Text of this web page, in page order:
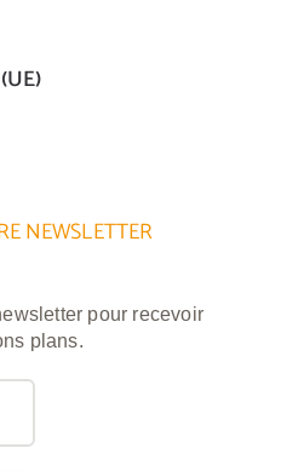
NEWSLETTER
pour recevoir
plans.